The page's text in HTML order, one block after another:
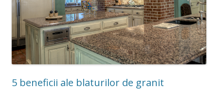
5 beneficii ale blaturilor de granit